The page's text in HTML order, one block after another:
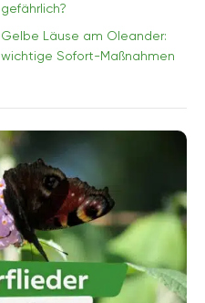
gefährlich?
Gelbe Läuse am Oleander:
wichtige Sofort-Maßnahmen